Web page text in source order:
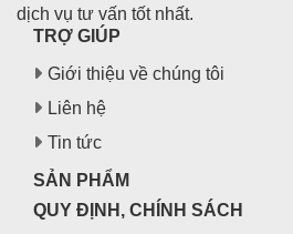
dịch vụ tư vấn tốt nhất.
TRỢ GIÚP
Giới thiệu về chúng tôi
Liên hệ
Tin tức
SẢN PHẨM
QUY ĐỊNH, CHÍNH SÁCH